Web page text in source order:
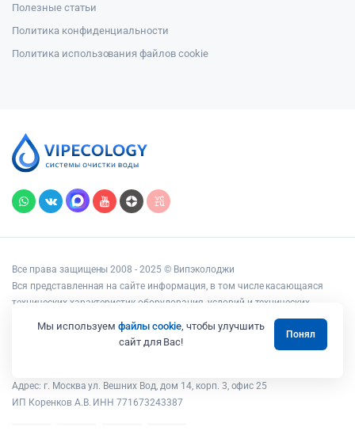
Полезные статьи
Политика конфиденциальности
Политика использования файлов cookie
Все права защищены 2008 - 2025 © Випэколоджи
Вся представленная на сайте информация, в том числе касающаяся
технических характеристик оборудования, условий и технических
возможностей подключения, наличия на складе, стоимости товаров и
услуг, носит информационный характер и ни при каких условиях не
является публичной офертой, определяемой положениями статьи 437
Адрес: г. Москва ул. Вешних Вод, дом 14, корп. 3, офис 25
ИП Коренков А.В. ИНН 771673243387
Мы используем файлы cookie, чтобы улучшить
сайт для Вас!
Понял